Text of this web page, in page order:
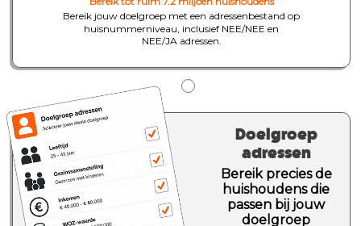
Bereik jouw doelgroep met een adressenbestand op
huisnummerniveau, inclusief NEE/NEE en
NEE/JA adressen.
Doelgroep
adressen
Bereik precies de
huishoudens die
passen bij jouw
doelgroep